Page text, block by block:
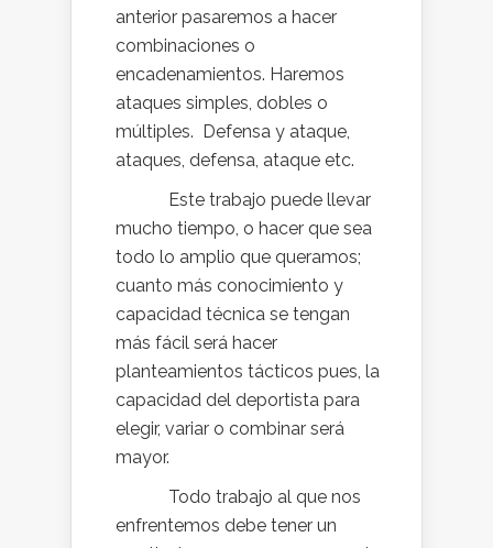
anterior pasaremos a hacer
combinaciones o
encadenamientos. Haremos
ataques simples, dobles o
múltiples. Defensa y ataque,
ataques, defensa, ataque etc.
Este trabajo puede llevar
mucho tiempo, o hacer que sea
todo lo amplio que queramos;
cuanto más conocimiento y
capacidad técnica se tengan
más fácil será hacer
planteamientos tácticos pues, la
capacidad del deportista para
elegir, variar o combinar será
mayor.
Todo trabajo al que nos
enfrentemos debe tener un